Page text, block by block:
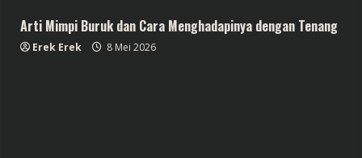
Arti Mimpi Buruk dan Cara Menghadapinya dengan Tenang
Erek Erek 8 Mei 2026